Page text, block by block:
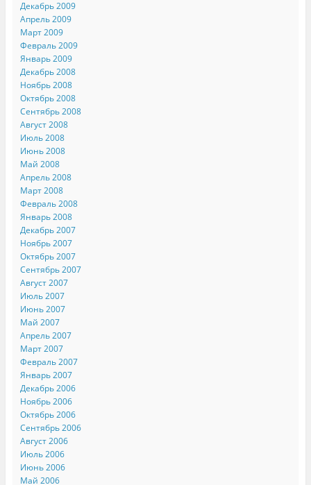
Декабрь 2009
Апрель 2009
Март 2009
Февраль 2009
Январь 2009
Декабрь 2008
Ноябрь 2008
Октябрь 2008
Сентябрь 2008
Август 2008
Июль 2008
Июнь 2008
Май 2008
Апрель 2008
Март 2008
Февраль 2008
Январь 2008
Декабрь 2007
Ноябрь 2007
Октябрь 2007
Сентябрь 2007
Август 2007
Июль 2007
Июнь 2007
Май 2007
Апрель 2007
Март 2007
Февраль 2007
Январь 2007
Декабрь 2006
Ноябрь 2006
Октябрь 2006
Сентябрь 2006
Август 2006
Июль 2006
Июнь 2006
Май 2006